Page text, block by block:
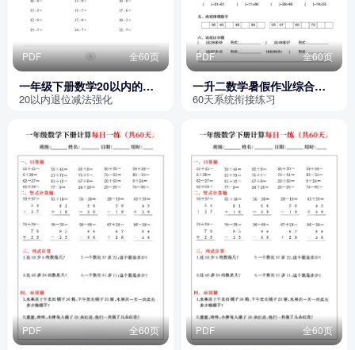
PDF 全60页
一年级下册数学20以内的退
位减法练习题
20以内退位减法强化
PDF 全60页
一升二数学暑假作业综合卷
（60天）
60天系统衔接练习
PDF 全60页 PDF 全60页